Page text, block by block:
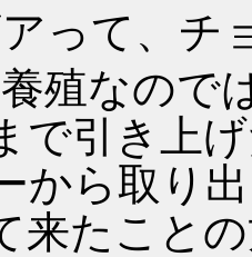
アって、
養殖なの
で引き上
から取り
来たこと